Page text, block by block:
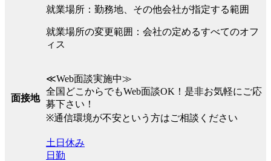
就業場所：勤務地、その他会社が指定する範囲
就業場所の変更範囲：会社の定めるすべてのオフ
ィス
面接地
≪Web面談実施中≫
全国どこからでもWeb面談OK！是非お気軽にご応
募下さい！
※通信環境が不安という方はご相談ください
土日休み
日勤